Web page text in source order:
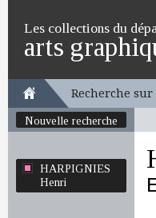
Les collections du
arts
Recherche sur
Nouvelle recherche
HARPIGNIES
Henri